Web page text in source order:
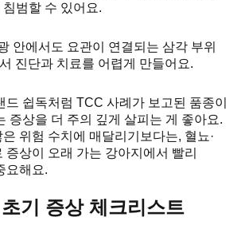
범할 수 있어요.
안에서도 요관이 연결되는 삼각 부위
진단과 치료를 어렵게 만들어요.
드 쉽독처럼 TCC 사례가 보고된 품종이
증상을 더 주의 깊게 살피는 게 좋아요.
위험 수치에 매달리기보다는, 혈뇨·
증상이 오래 가는 강아지에서 빨리
요해요.
기 증상 체크리스트